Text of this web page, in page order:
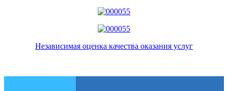
Независимая оценка качества оказания услуг